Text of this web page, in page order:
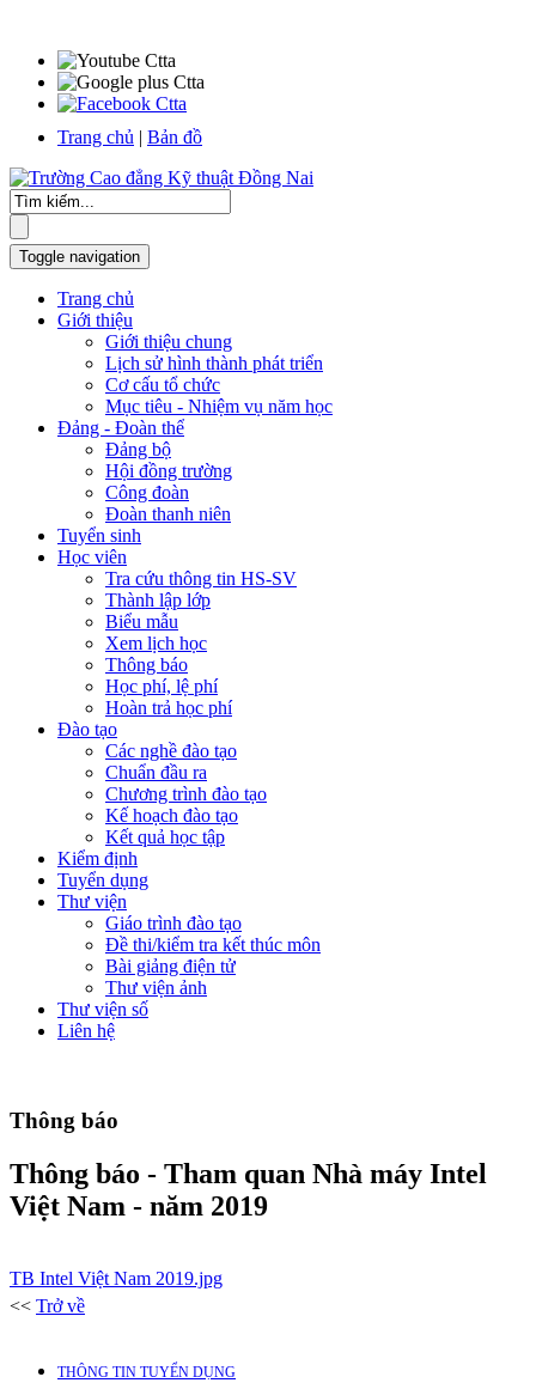
Trang chủ | Bản đồ
Toggle navigation
Trang chủ
Giới thiệu
Giới thiệu chung
Lịch sử hình thành phát triển
Cơ cấu tổ chức
Mục tiêu - Nhiệm vụ năm học
Đảng - Đoàn thể
Đảng bộ
Hội đồng trường
Công đoàn
Đoàn thanh niên
Tuyển sinh
Học viên
Tra cứu thông tin HS-SV
Thành lập lớp
Biểu mẫu
Xem lịch học
Thông báo
Học phí, lệ phí
Hoàn trả học phí
Đào tạo
Các nghề đào tạo
Chuẩn đầu ra
Chương trình đào tạo
Kế hoạch đào tạo
Kết quả học tập
Kiểm định
Tuyển dụng
Thư viện
Giáo trình đào tạo
Đề thi/kiểm tra kết thúc môn
Bài giảng điện tử
Thư viện ảnh
Thư viện số
Liên hệ
Thông báo
Thông báo - Tham quan Nhà máy Intel
Việt Nam - năm 2019
TB Intel Việt Nam 2019.jpg
<< Trở về
THÔNG TIN TUYỂN DỤNG